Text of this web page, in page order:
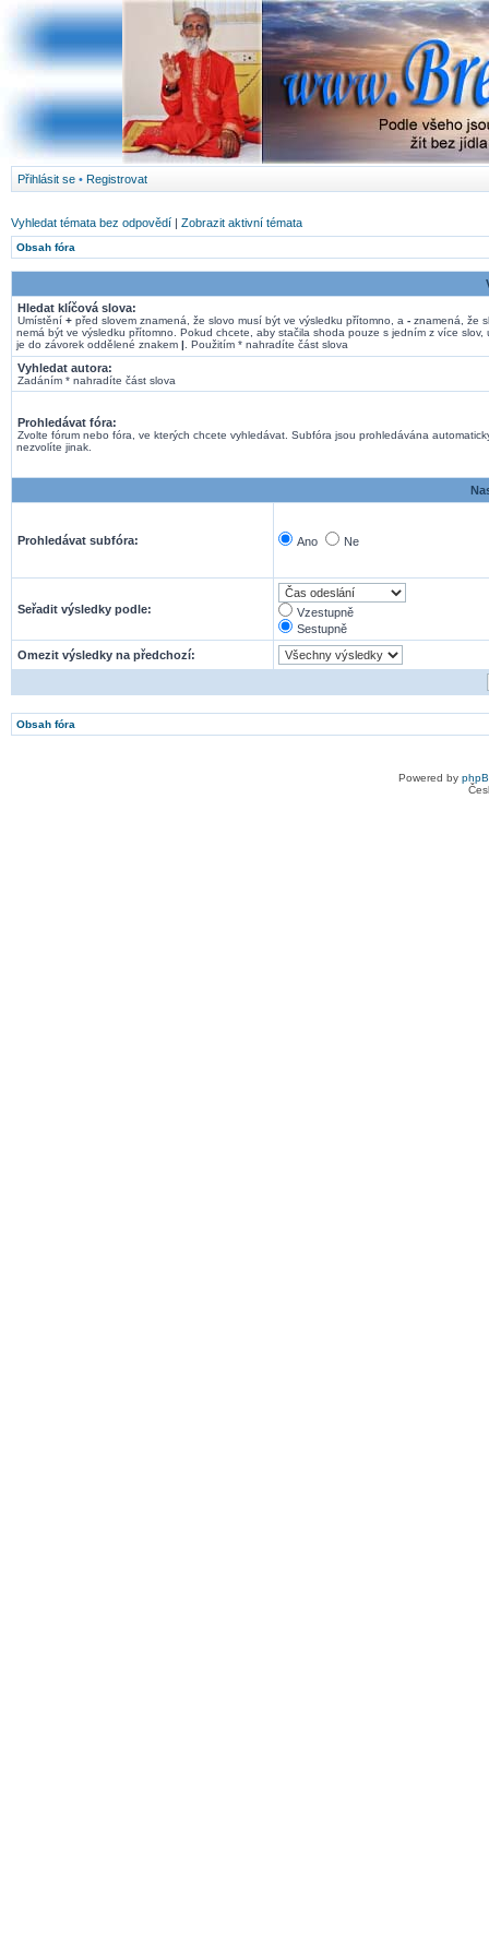
Přihlásit se • Registrovat
Vyhledat témata bez odpovědí | Zobrazit aktivní témata
Obsah fóra
Hledat klíčová slova:
Umístění + před slovem znamená, že slovo musí být ve výsledku přítomno, a - znamená, že
nemá být ve výsledku přítomno. Pokud chcete, aby stačila shoda pouze s jedním z více slov,
je do závorek oddělené znakem | . Použitím * nahradíte část slova
Vyhledat autora:
Zadáním * nahradíte část slova
Prohledávat fóra:
Zvolte fórum nebo fóra, ve kterých chcete vyhledávat. Subfóra jsou prohledávána
nezvolíte jinak.
Prohledávat subfóra: Ano Ne
Seřadit výsledky podle:
Vzestupně
Sestupně
Omezit výsledky na předchozí:
Obsah fóra
Powered by